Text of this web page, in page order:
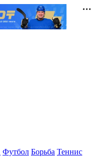
Футбол Борьба Теннис